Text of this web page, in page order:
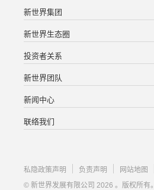
新世界集团
新世界生态圈
投资者关系
新世界团队
新闻中心
联络我们
私隐政策声明 负责声明 网站地图
© 新世界发展有限公司 2026 。版权所有。